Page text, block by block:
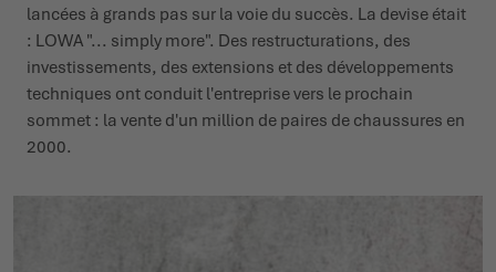
lancées à grands pas sur la voie du succès. La devise était
: LOWA "... simply more". Des restructurations, des
investissements, des extensions et des développements
techniques ont conduit l'entreprise vers le prochain
sommet : la vente d'un million de paires de chaussures en
2000.